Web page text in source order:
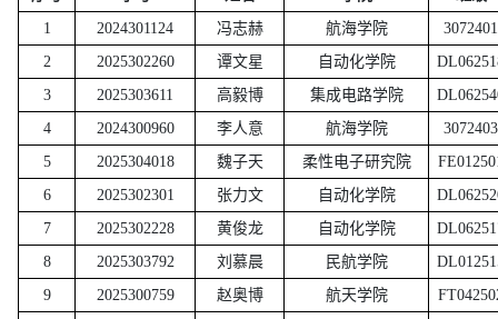
1
2024301124 冯志赫 航海学院
3072401
2
2025302260 谭文星 自动化学院
3
2025303611 高毅博 集成电路学院
4
2024300960 李人意 航海学院
3072403
5
2025304018 魏子天 柔性电子研究院
6
2025302301 张力文 自动化学院
7
2025302228 黄俊龙 自动化学院
8
2025303792 刘慕晨 民航学院
9
2025300759 赵奥博 航天学院